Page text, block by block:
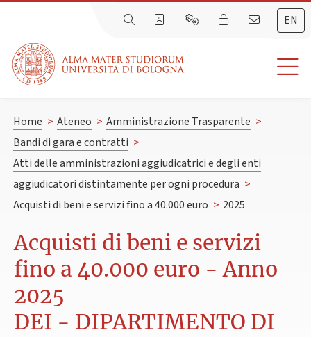
EN
Home > Ateneo > Amministrazione Trasparente >
Bandi di gara e contratti >
Atti delle amministrazioni aggiudicatrici e degli enti
aggiudicatori distintamente per ogni procedura >
Acquisti di beni e servizi fino a 40.000 euro > 2025
Acquisti di beni e servizi
fino a 40.000 euro - Anno
2025
DEI - DIPARTIMENTO DI